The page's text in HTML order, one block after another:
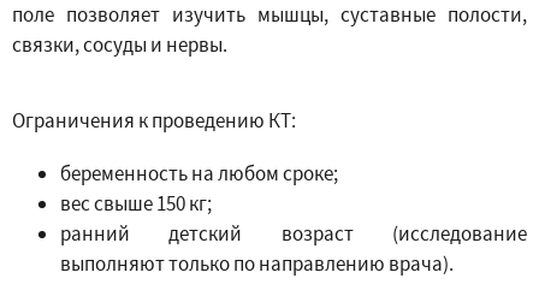
поле позволяет изучить мышцы, суставные полости,
связки, сосуды и нервы.
Ограничения к проведению КТ:
беременность на любом сроке;
вес свыше 150 кг;
ранний детский возраст (исследование
выполняют только по направлению врача).